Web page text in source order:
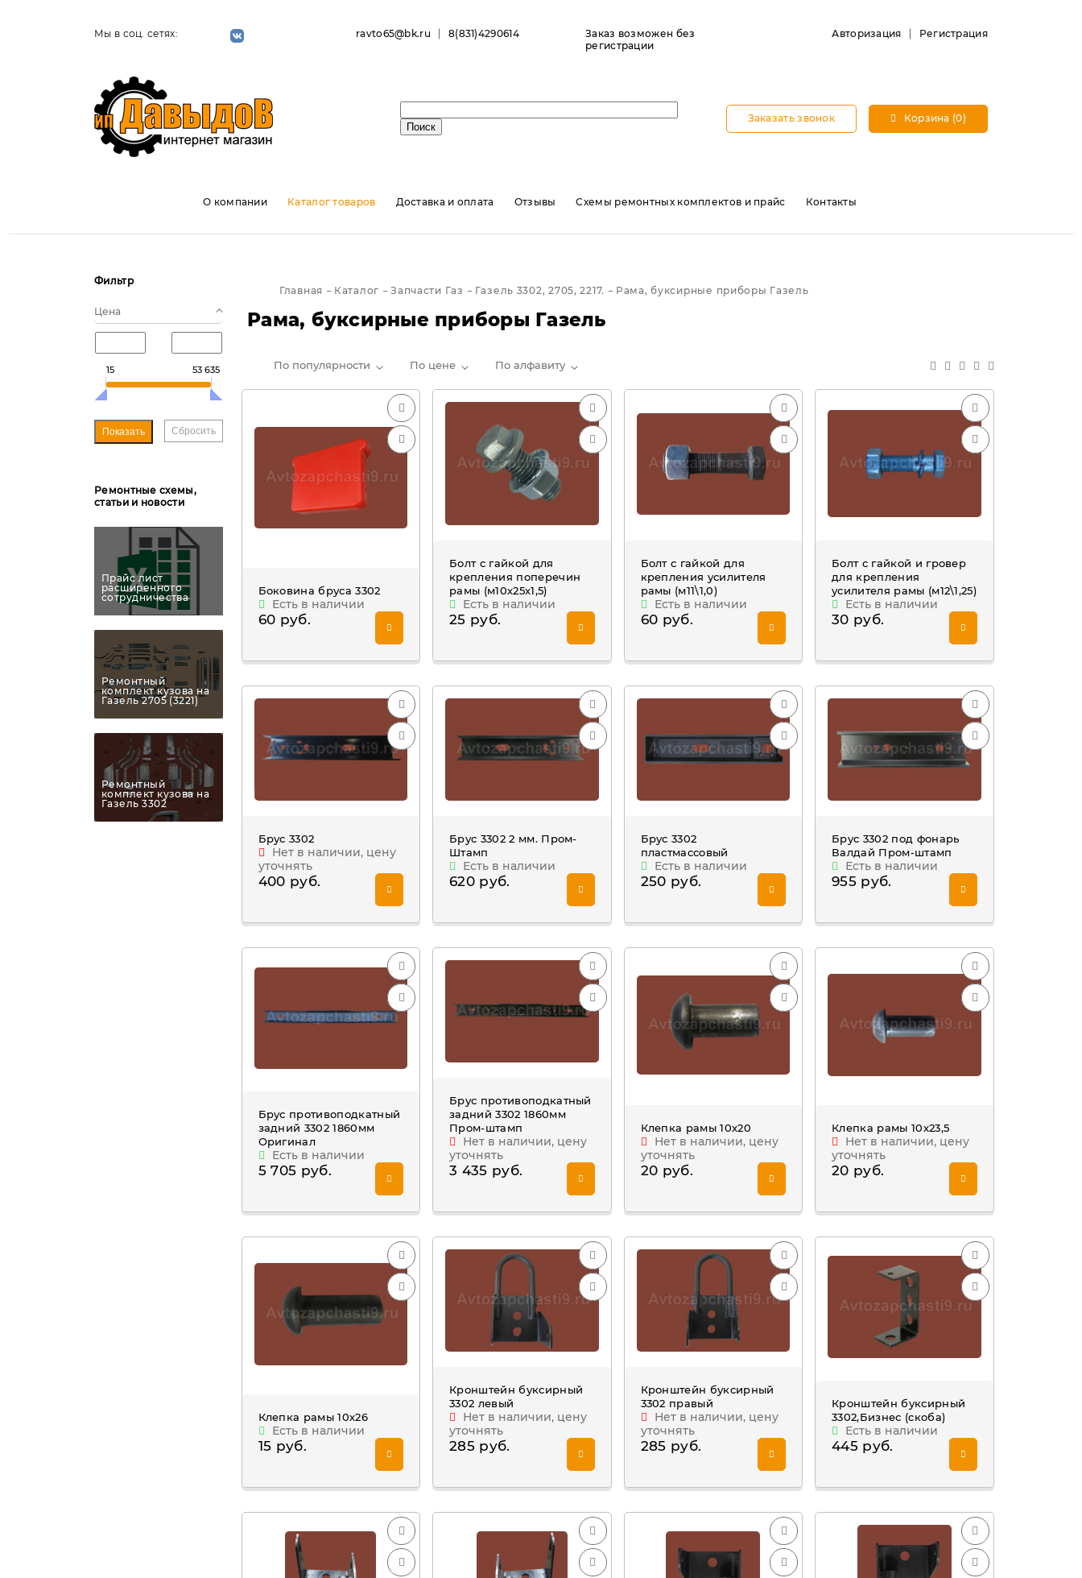
Мы в соц. сетях: ravto65@bk.ru 8(831)4290614
Заказ возможен без
регистрации
Авторизация Регистрация
Заказать звонок Корзина (0)
О компании Каталог товаров Доставка и оплата Отзывы Схемы ремонтных комплектов и прайс Контакты
Фильтр
Цена
15 53 635
Ремонтные схемы,
статьи и новости
Прайс лист
расширенного
сотрудничества
Ремонтный
комплект кузова на
Газель 2705 (3221)
Ремонтный
комплект кузова на
Газель 3302
Главная Каталог Запчасти Газ Газель 3302, 2705, 2217. Рама, буксирные приборы Газель
Рама, буксирные приборы Газель
По популярности По цене По алфавиту
Боковина бруса 3302
Есть в наличии
60 руб.
Болт с гайкой для
крепления поперечин
рамы (м10х25х1,5)
Есть в наличии
25 руб.
Болт с гайкой для
крепления усилителя
рамы (м11\1,0)
Есть в наличии
60 руб.
Болт с гайкой и гровер
для крепления
усилителя рамы (м12\1,25)
Есть в наличии
30 руб.
Брус 3302
Нет в наличии, цену
уточнять
400 руб.
Брус 3302 2 мм. Пром-
Штамп
Есть в наличии
620 руб.
Брус 3302
пластмассовый
Есть в наличии
250 руб.
Брус 3302 под фонарь
Валдай Пром-штамп
Есть в наличии
955 руб.
Брус противоподкатный
задний 3302 1860мм
Оригинал
Есть в наличии
5 705 руб.
Брус противоподкатный
задний 3302 1860мм
Пром-штамп
Нет в наличии, цену
уточнять
3 435 руб.
Клепка рамы 10х20
Нет в наличии, цену
уточнять
20 руб.
Клепка рамы 10х23,5
Нет в наличии, цену
уточнять
20 руб.
Клепка рамы 10х26
Есть в наличии
15 руб.
Кронштейн буксирный
3302 левый
Нет в наличии, цену
уточнять
285 руб.
Кронштейн буксирный
3302 правый
Нет в наличии, цену
уточнять
285 руб.
Кронштейн буксирный
3302,Бизнес (скоба)
Есть в наличии
445 руб.